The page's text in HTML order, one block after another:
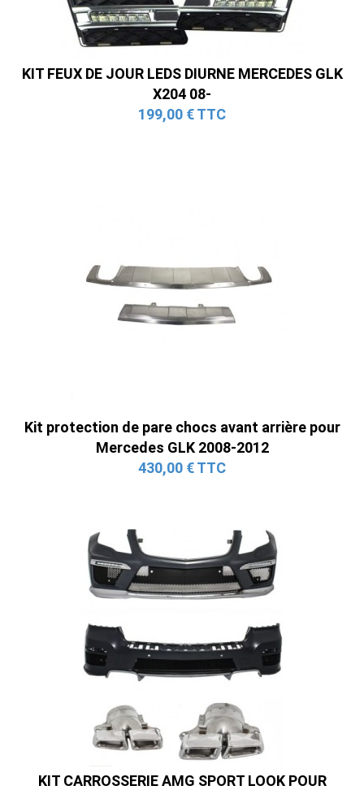
KIT FEUX DE JOUR LEDS DIURNE MERCEDES GLK
X204 08-
199,00 € TTC
Kit protection de pare chocs avant arrière pour
Mercedes GLK 2008-2012
430,00 € TTC
KIT CARROSSERIE AMG SPORT LOOK POUR